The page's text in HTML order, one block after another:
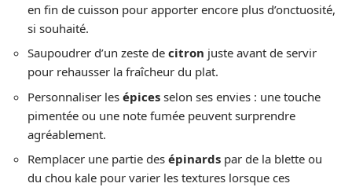
en fin de cuisson pour apporter encore plus d’onctuosité,
si souhaité.
Saupoudrer d’un zeste de citron juste avant de servir
pour rehausser la fraîcheur du plat.
Personnaliser les épices selon ses envies : une touche
pimentée ou une note fumée peuvent surprendre
agréablement.
Remplacer une partie des épinards par de la blette ou
du chou kale pour varier les textures lorsque ces